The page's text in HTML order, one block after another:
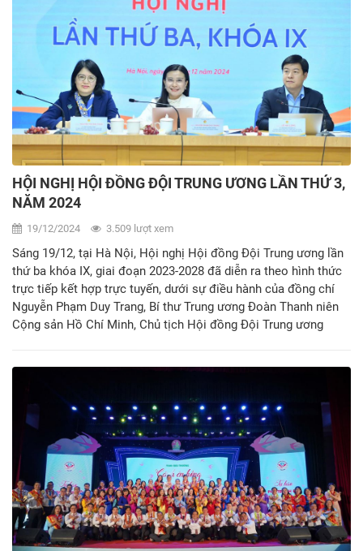
HỘI NGHỊ HỘI ĐỒNG ĐỘI TRUNG ƯƠNG LẦN THỨ 3,
NĂM 2024
19/12/2024 3.509 lượt xem
Sáng 19/12, tại Hà Nội, Hội nghị Hội đồng Đội Trung ương lần
thứ ba khóa IX, giai đoạn 2023-2028 đã diễn ra theo hình thức
trực tiếp kết hợp trực tuyến, dưới sự điều hành của đồng chí
Nguyễn Phạm Duy Trang, Bí thư Trung ương Đoàn Thanh niên
Cộng sản Hồ Chí Minh, Chủ tịch Hội đồng Đội Trung ương